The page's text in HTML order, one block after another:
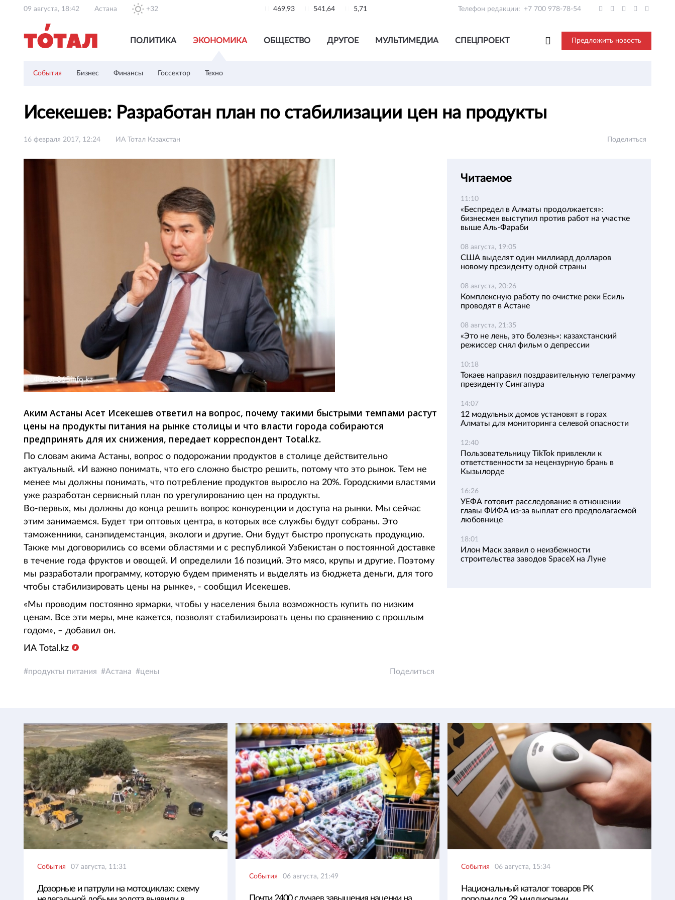
09 августа, 18:42 Астана +32 469,93 541,64 5,71 Телефон редакции: +7 700 978-78-54
ПОЛИТИКА ЭКОНОМИКА ОБЩЕСТВО ДРУГОЕ МУЛЬТИМЕДИА СПЕЦПРОЕКТ Предложить новость
События Бизнес Финансы Госсектор Техно
Исекешев: Разработан план по стабилизации цен на продукты
16 февраля 2017, 12:24 ИА Тотал Казахстан Поделиться
Фото: 365info.kz
Аким Астаны Асет Исекешев ответил на вопрос, почему такими быстрыми темпами растут
цены на продукты питания на рынке столицы и что власти города собираются
предпринять для их снижения, передает корреспондент Total.kz.
По словам акима Астаны, вопрос о подорожании продуктов в столице действительно
актуальный. «И важно понимать, что его сложно быстро решить, потому что это рынок. Тем не
менее мы должны понимать, что потребление продуктов выросло на 20%. Городскими властями
уже разработан сервисный план по урегулированию цен на продукты.
Во-первых, мы должны до конца решить вопрос конкуренции и доступа на рынки. Мы сейчас
этим занимаемся. Будет три оптовых центра, в которых все службы будут собраны. Это
таможенники, санэпидемстанция, экологи и другие. Они будут быстро пропускать продукцию.
Также мы договорились со всеми областями и с республикой Узбекистан о постоянной доставке
в течение года фруктов и овощей. И определили 16 позиций. Это мясо, крупы и другие. Поэтому
мы разработали программу, которую будем применять и выделять из бюджета деньги, для того
чтобы стабилизировать цены на рынке», - сообщил Исекешев.
«Мы проводим постоянно ярмарки, чтобы у населения была возможность купить по низким
ценам. Все эти меры, мне кажется, позволят стабилизировать цены по сравнению с прошлым
годом», – добавил он.
ИА Total.kz
продукты питания Астана цены Поделиться
Читаемое
11:10
«Беспредел в Алматы продолжается»:
бизнесмен выступил против работ на участке
выше Аль-Фараби
08 августа, 19:05
США выделят один миллиард долларов
новому президенту одной страны
08 августа, 20:26
Комплексную работу по очистке реки Есиль
проводят в Астане
08 августа, 21:35
«Это не лень, это болезнь»: казахстанский
режиссер снял фильм о депрессии
10:18
Токаев направил поздравительную телеграмму
президенту Сингапура
14:07
12 модульных домов установят в горах
Алматы для мониторинга селевой опасности
12:40
Пользовательницу TikTok привлекли к
ответственности за нецензурную брань в
Кызылорде
16:26
УЕФА готовит расследование в отношении
главы ФИФА из-за выплат его предполагаемой
любовнице
18:01
Илон Маск заявил о неизбежности
строительства заводов SpaceX на Луне
События 07 августа, 11:31
Дозорные и патрули на мотоциклах: схему
События 06 августа, 21:49
События 06 августа, 15:34
Национальный каталог товаров РК